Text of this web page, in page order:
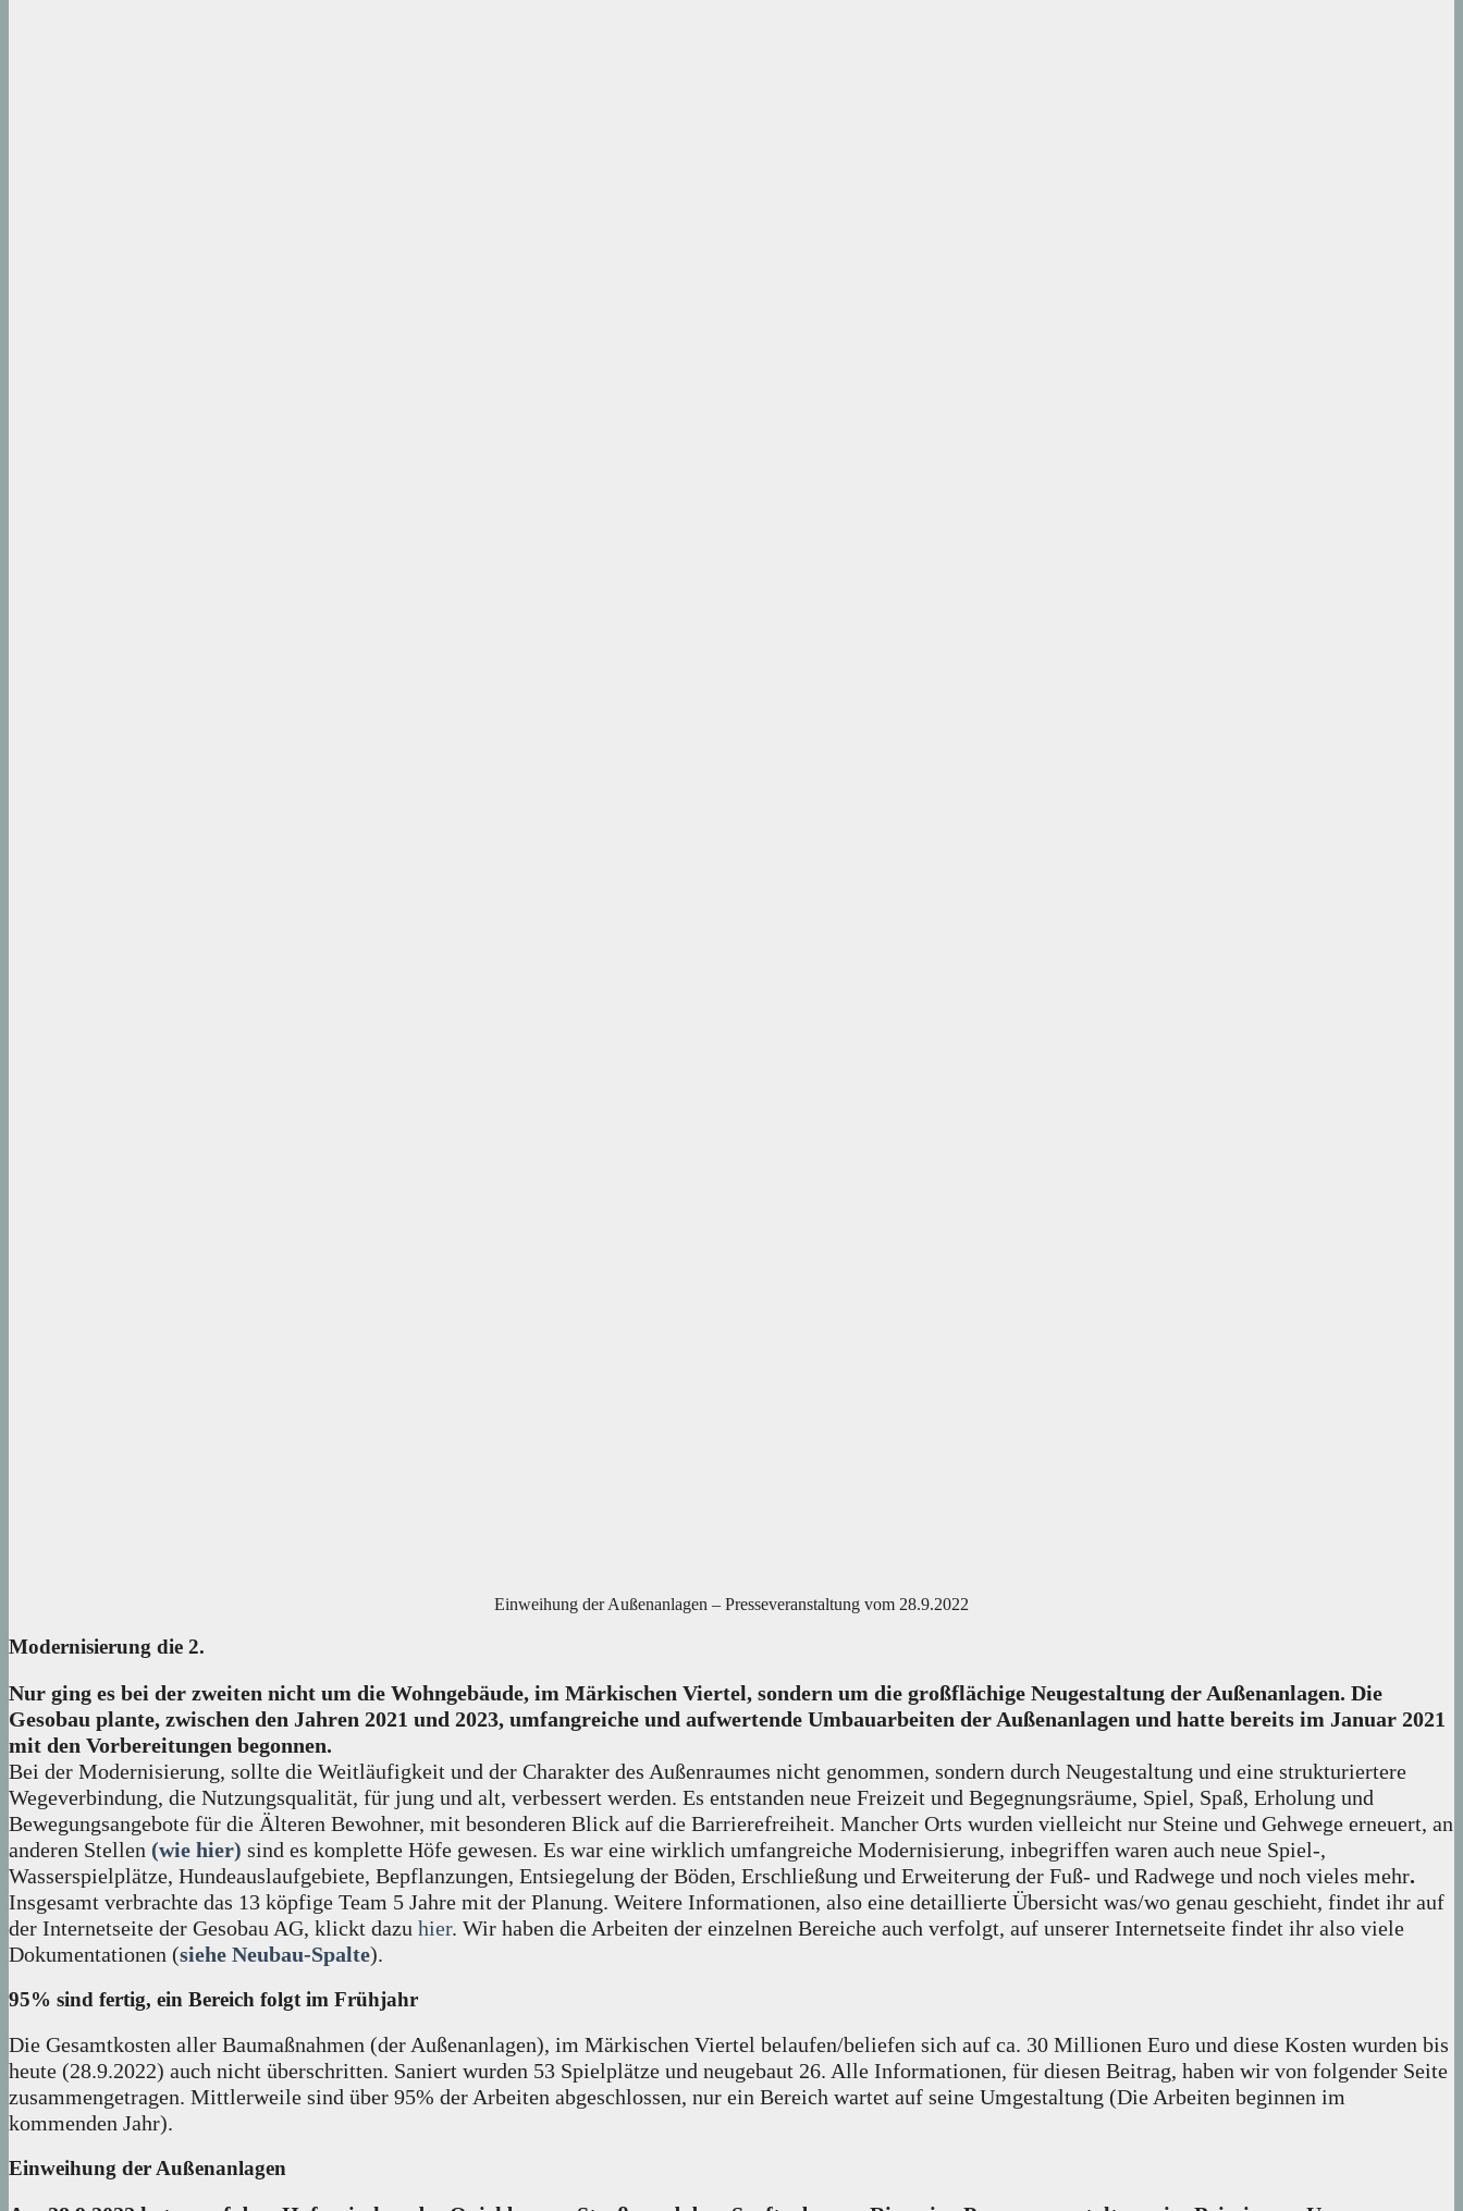
Einweihung der Außenanlagen – Presseveranstaltung vom 28.9.2022
Modernisierung die 2.
Nur ging es bei der zweiten nicht um die Wohngebäude, im Märkischen Viertel, sondern um die großflächige Neugestaltung der Außenanlagen. Die
Gesobau plante, zwischen den Jahren 2021 und 2023, umfangreiche und aufwertende Umbauarbeiten der Außenanlagen und hatte bereits im Januar 2021
mit den Vorbereitungen begonnen.
Bei der Modernisierung, sollte die Weitläufigkeit und der Charakter des Außenraumes nicht genommen, sondern durch Neugestaltung und eine strukturiertere
Wegeverbindung, die Nutzungsqualität, für jung und alt, verbessert werden. Es entstanden neue Freizeit und Begegnungsräume, Spiel, Spaß, Erholung und
Bewegungsangebote für die Älteren Bewohner, mit besonderen Blick auf die Barrierefreiheit. Mancher Orts wurden vielleicht nur Steine und Gehwege erneuert, an
anderen Stellen (wie hier) sind es komplette Höfe gewesen. Es war eine wirklich umfangreiche Modernisierung, inbegriffen waren auch neue Spiel-,
Wasserspielplätze, Hundeauslaufgebiete, Bepflanzungen, Entsiegelung der Böden, Erschließung und Erweiterung der Fuß- und Radwege und noch vieles mehr.
Insgesamt verbrachte das 13 köpfige Team 5 Jahre mit der Planung. Weitere Informationen, also eine detaillierte Übersicht was/wo genau geschieht, findet ihr auf
der Internetseite der Gesobau AG, klickt dazu hier. Wir haben die Arbeiten der einzelnen Bereiche auch verfolgt, auf unserer Internetseite findet ihr also viele
Dokumentationen (siehe Neubau-Spalte).
95% sind fertig, ein Bereich folgt im Frühjahr
Die Gesamtkosten aller Baumaßnahmen (der Außenanlagen), im Märkischen Viertel belaufen/beliefen sich auf ca. 30 Millionen Euro und diese Kosten wurden bis
heute (28.9.2022) auch nicht überschritten. Saniert wurden 53 Spielplätze und neugebaut 26. Alle Informationen, für diesen Beitrag, haben wir von folgender Seite
zusammengetragen. Mittlerweile sind über 95% der Arbeiten abgeschlossen, nur ein Bereich wartet auf seine Umgestaltung (Die Arbeiten beginnen im
kommenden Jahr).
Einweihung der Außenanlagen